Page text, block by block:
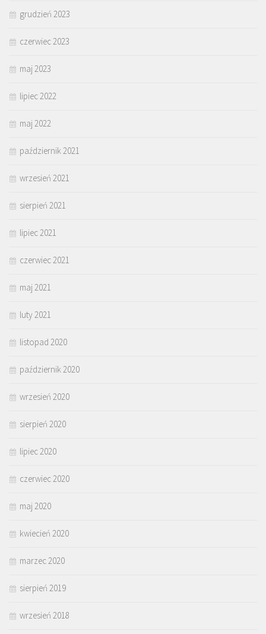
grudzień 2023
czerwiec 2023
maj 2023
lipiec 2022
maj 2022
październik 2021
wrzesień 2021
sierpień 2021
lipiec 2021
czerwiec 2021
maj 2021
luty 2021
listopad 2020
październik 2020
wrzesień 2020
sierpień 2020
lipiec 2020
czerwiec 2020
maj 2020
kwiecień 2020
marzec 2020
sierpień 2019
wrzesień 2018